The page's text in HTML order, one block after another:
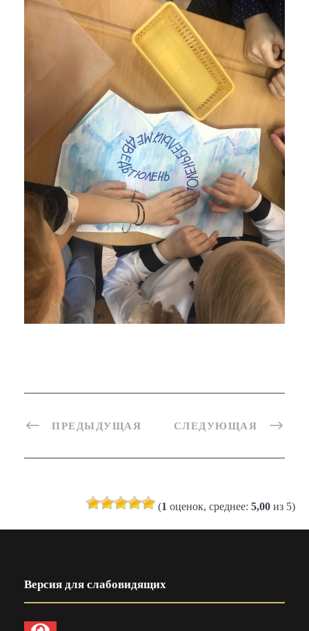
ПРЕДЫДУЩАЯ СЛЕДУЮЩАЯ
(1 оценок, среднее: 5,00 из 5)
Версия для слабовидящих